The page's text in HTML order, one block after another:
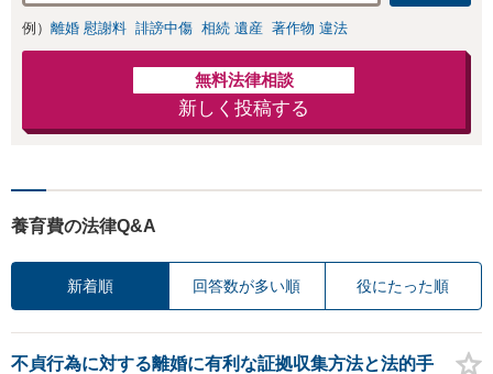
例） 離婚 慰謝料 誹謗中傷 相続 遺産 著作物 違法
無料法律相談
新しく投稿する
養育費の法律Q&A
新着順 回答数が多い順 役にたった順
不貞行為に対する離婚に有利な証拠収集方法と法的手